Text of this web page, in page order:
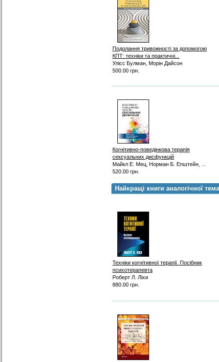
Подолання тривожності за допомогою
КПТ: техніки та практичні...
Улісс Булман, Морін Дайсон
500.00 грн.
Когнітивно-поведінкова терапія
сексуальних дисфункцій
Майкл Е. Мец, Норман Б. Епштейн, ...
520.00 грн.
Найкращі книги аналогічної
Техніки когнітивної терапії. Посібник
психотерапевта
Роберт Л. Ліхи
880.00 грн.